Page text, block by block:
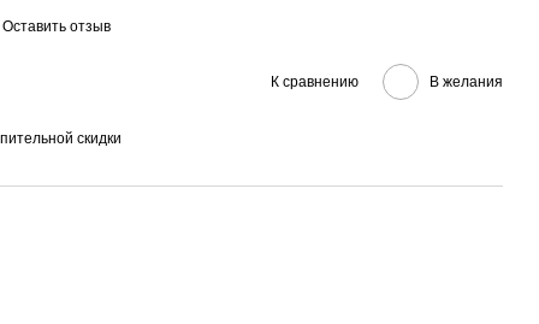
Оставить отзыв
К сравнению В желания
скидки